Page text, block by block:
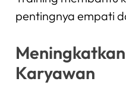
pentingnya empati
Karyawan